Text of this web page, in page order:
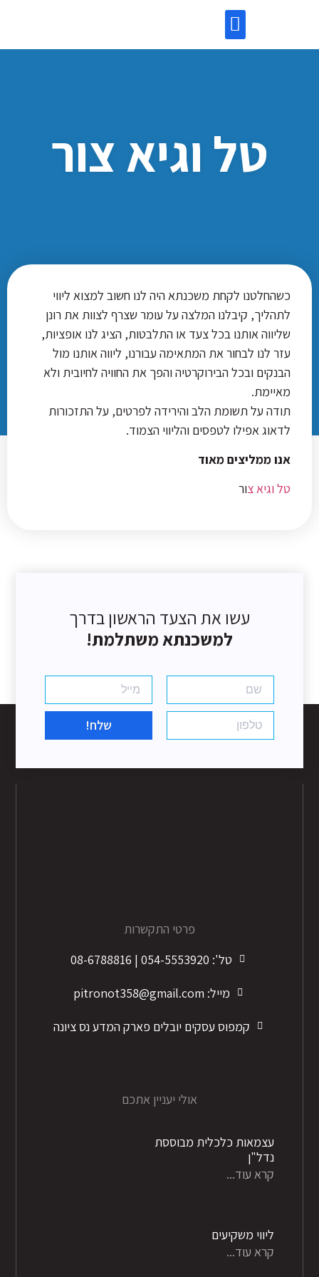
טל וגיא צור
כשהחלטנו לקחת משכנתא היה לנו חשוב למצוא ליווי
לתהליך, קיבלנו המלצה על עומר שצרף לצוות את רונן
שליווה אותנו בכל צעד או התלבטות, הציג לנו אופציות,
עזר לנו לבחור את המתאימה עבורנו, ליווה אותנו מול
הבנקים ובכל הבירוקרטיה והפך את החוויה לחיובית ולא
מאיימת.
תודה על תשומת הלב והירידה לפרטים, על התזכורות
לדאוג אפילו לטפסים והליווי הצמוד.
אנו ממליצים מאוד
טל וגיא צור
עשו את הצעד הראשון בדרך
למשכנתא משתלמת!
שלח!
פרטי התקשרות
טל': 054-5553920 | 08-6788816
מייל: pitronot358@gmail.com
קמפוס עסקים יובלים פארק המדע נס ציונה
אולי יעניין אתכם
עצמאות כלכלית מבוססת
נדל"ן
קרא עוד...
ליווי משקיעים
קרא עוד...